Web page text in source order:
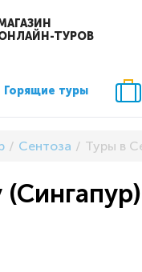
ТУРОВ
Горящие туры
Сентоза Туры в